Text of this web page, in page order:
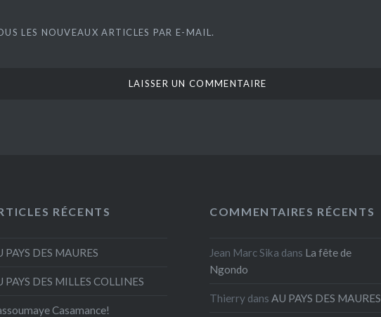
LES NOUVEAUX ARTICLES PAR E-MAIL.
RÉCENTS
PAYS DES MAURES
PAYS DES MILLES COLLINES
Casamance!
COMMENTAIRES RÉCENTS
Jean Marc Sika dans La fête de
Ngondo
Thierry dansAU PAYS DES MAURES